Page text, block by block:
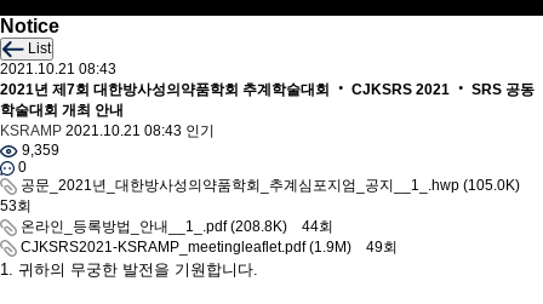
Notice
List
2021.10.21 08:43
2021년 제7회 대한방사성의약품학회 추계학술대회 ‧ CJKSRS 2021 ‧ SRS 공동
학술대회 개최 안내
KSRAMP 2021.10.21 08:43 인기
9,359
0
공문_2021년_대한방사성의약품학회_추계심포지엄_공지__1_.hwp (105.0K)
53회
온라인_등록방법_안내__1_.pdf(208.8K) 44회
CJKSRS2021-KSRAMP_meetingleaflet.pdf(1.9M) 49회
1. 귀하의 무궁한 발전을 기원합니다.